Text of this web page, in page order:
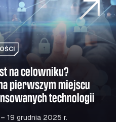
na celowniku?
pierwszym miejscu
technologii
19 grudnia 2025 r.